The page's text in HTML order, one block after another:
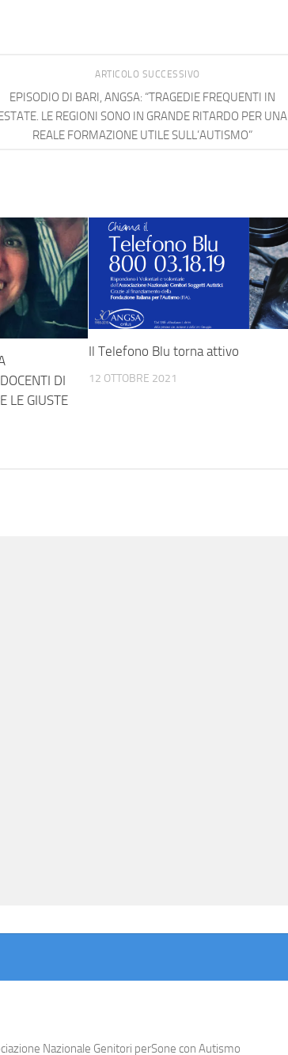
ARTICOLO SUCCESSIVO
EPISODIO DI BARI, ANGSA: “TRAGEDIE FREQUENTI IN
LE REGIONI SONO IN GRANDE RITARDO PER UNA
REALE FORMAZIONE UTILE SULL’AUTISMO”
DI
LE GIUSTE
Il Telefono Blu torna attivo
12 OTTOBRE 2021
Nazionale Genitori perSone con Autismo